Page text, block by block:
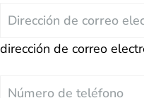
Correo
dirección de correo
Teléfono